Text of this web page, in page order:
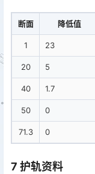
断面 降低值
1 23
20 5
40 1.7
50 0
71.3 0
7 护轨资料